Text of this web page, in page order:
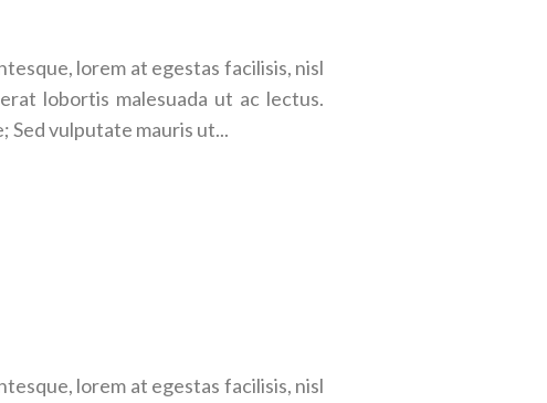
lorem at egestas facilisis, nisl
lobortis malesuada ut ac lectus.
Sed vulputate mauris ut...
lorem at egestas facilisis, nisl